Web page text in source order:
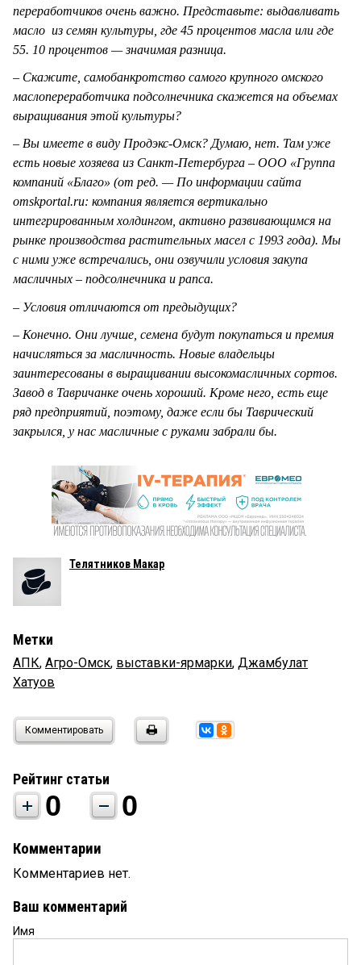
переработчиков очень важно. Представьте: выдавливать
масло из семян культуры, где 45 процентов масла или где
55. 10 процентов — значимая разница.
– Скажите, самобанкротство самого крупного омского
маслопереработчика подсолнечника скажется на объемах
выращивания этой культуры?
– Вы имеете в виду Продэкс-Омск? Думаю, нет. Там уже
есть новые хозяева из Санкт-Петербурга – ООО «Группа
компаний «Благо» (от ред. — По информации сайта
omskportal.ru: компания является вертикально
интегрированным холдингом, активно развивающимся на
рынке производства растительных масел с 1993 года). Мы
с ними уже встречались, они озвучили условия закупа
масличных – подсолнечника и рапса.
– Условия отличаются от предыдущих?
– Конечно. Они лучше, семена будут покупаться и премия
начисляться за масличность. Новые владельцы
заинтересованы в выращивании высокомасличных сортов.
Завод в Тавричанке очень хороший. Кроме него, есть еще
ряд предприятий, поэтому, даже если бы Таврический
закрылся, у нас масличные с руками забрали бы.
Телятников Макар
Метки
АПК, Агро-Омск, выставки-ярмарки, Джамбулат
Хатуов
Комментировать
Рейтинг статьи
0 0
Комментарии
Комментариев нет.
Ваш комментарий
Имя